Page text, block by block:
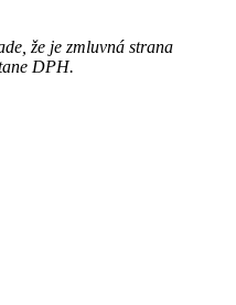
že je zmluvná strana
DPH.